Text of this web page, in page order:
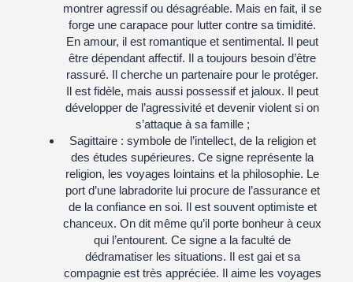
montrer agressif ou désagréable. Mais en fait, il se
forge une carapace pour lutter contre sa timidité.
En amour, il est romantique et sentimental. Il peut
être dépendant affectif. Il a toujours besoin d’être
rassuré. Il cherche un partenaire pour le protéger.
Il est fidèle, mais aussi possessif et jaloux. Il peut
développer de l’agressivité et devenir violent si on
s’attaque à sa famille ;
Sagittaire : symbole de l’intellect, de la religion et
des études supérieures. Ce signe représente la
religion, les voyages lointains et la philosophie. Le
port d’une labradorite lui procure de l’assurance et
de la confiance en soi. Il est souvent optimiste et
chanceux. On dit même qu’il porte bonheur à ceux
qui l’entourent. Ce signe a la faculté de
dédramatiser les situations. Il est gai et sa
compagnie est très appréciée. Il aime les voyages